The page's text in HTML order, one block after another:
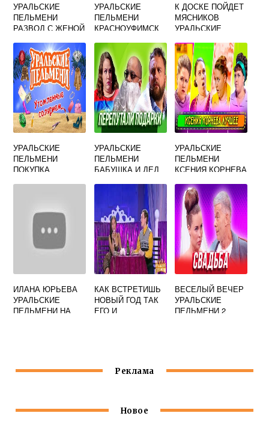
УРАЛЬСКИЕ
ПЕЛЬМЕНИ
РАЗВОД С ЖЕНОЙ
УРАЛЬСКИЕ
ПЕЛЬМЕНИ
КРАСНОУФИМСК
К ДОСКЕ ПОЙДЕТ
МЯСНИКОВ
УРАЛЬСКИЕ
УРАЛЬСКИЕ
ПЕЛЬМЕНИ
ПОКУПКА
УРАЛЬСКИЕ
ПЕЛЬМЕНИ
БАБУШКА И ДЕД
УРАЛЬСКИЕ
ПЕЛЬМЕНИ
КСЕНИЯ КОРНЕВА
ИЛАНА ЮРЬЕВА
УРАЛЬСКИЕ
ПЕЛЬМЕНИ НА
КАК ВСТРЕТИШЬ
НОВЫЙ ГОД ТАК
ЕГО И
ВЕСЕЛЫЙ ВЕЧЕР
УРАЛЬСКИЕ
ПЕЛЬМЕНИ 2
Реклама
Новое